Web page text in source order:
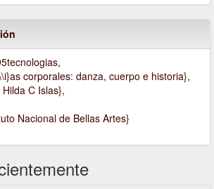
corporales: danza, cuerpo e historia},
C Islas},
Nacional de Bellas Artes}